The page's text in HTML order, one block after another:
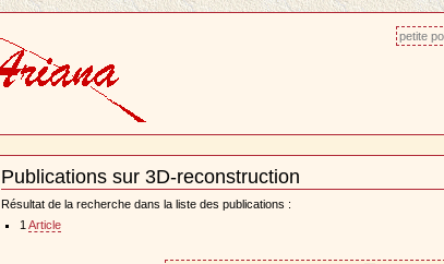
petite
Publications sur 3D-reconstruction
Document
Actions
Résultat de la recherche dans la liste des publications :
1 Article